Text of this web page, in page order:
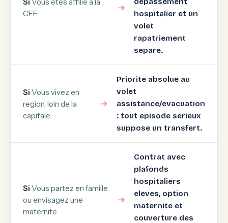
CFE
hospitalier et un
volet
rapatriement
separe.
Si Vous vivez en
region, loin de la
capitale
Priorite absolue au
volet
assistance/evacuation
: tout episode serieux
suppose un transfert.
Si Vous partez en famille
ou envisagez une
maternite
Contrat avec
plafonds
hospitaliers
eleves, option
maternite et
couverture des